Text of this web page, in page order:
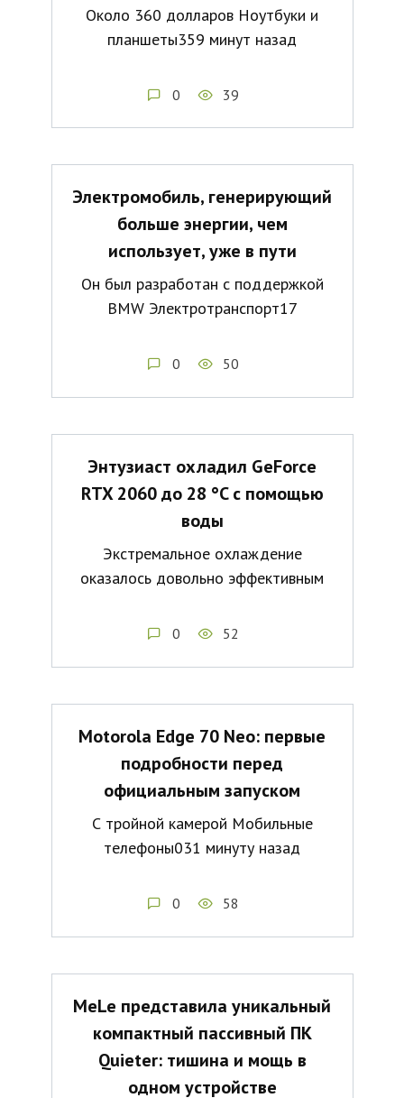
Около 360 долларов Ноутбуки и
планшеты359 минут назад
0 39
Электромобиль, генерирующий
больше энергии, чем
использует, уже в пути
Он был разработан с поддержкой
BMW Электротранспорт17
0 50
Энтузиаст охладил GeForce
RTX 2060 до 28 °C с помощью
воды
Экстремальное охлаждение
оказалось довольно эффективным
0 52
Motorola Edge 70 Neo: первые
подробности перед
официальным запуском
С тройной камерой Мобильные
телефоны031 минуту назад
0 58
MeLe представила уникальный
компактный пассивный ПК
Quieter: тишина и мощь в
одном устройстве